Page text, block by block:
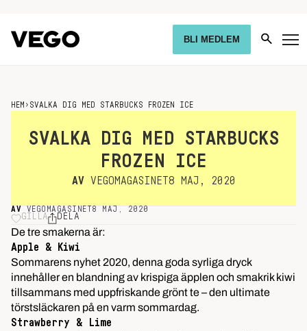
BLI MEDLEM
HEM › SVALKA DIG MED STARBUCKS FROZEN ICE
SVALKA DIG MED STARBUCKS
FROZEN ICE
AV VEGOMAGASINET 8 MAJ, 2020
AV VEGOMAGASINET8 MAJ, 2020
GILLA DELA
De tre smakerna är:
Apple & Kiwi
Sommarens nyhet 2020, denna goda syrliga dryck
innehåller en blandning av krispiga äpplen och smakrik kiwi
tillsammans med uppfriskande grönt te – den ultimate
törstsläckaren på en varm sommardag.
Strawberry & Lime